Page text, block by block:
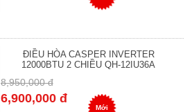
ĐIỀU HÒA CASPER INVERTER
12000BTU 2 CHIỀU QH-12IU36A
8,950,000 đ
6,900,000 đ
Mới